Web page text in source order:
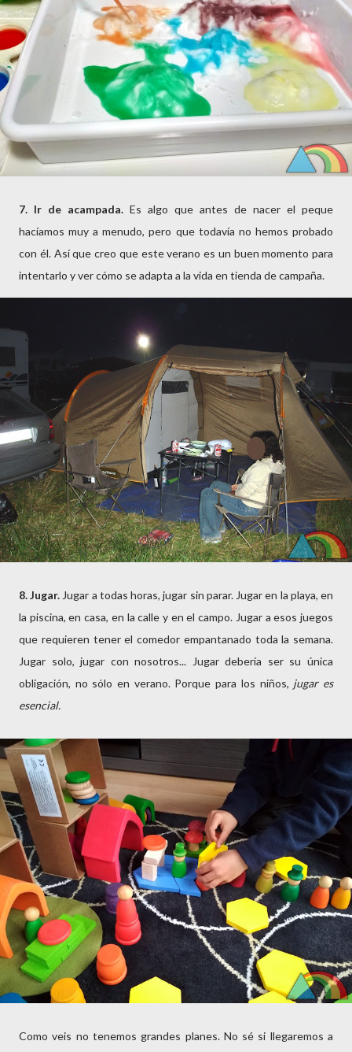
7. Ir de acampada. Es algo que antes de nacer el peque
hacíamos muy a menudo, pero que todavía no hemos probado
con él. Así que creo que este verano es un buen momento para
intentarlo y ver cómo se adapta a la vida en tienda de campaña.
8. Jugar. Jugar a todas horas, jugar sin parar. Jugar en la playa, en
la piscina, en casa, en la calle y en el campo. Jugar a esos juegos
que requieren tener el comedor empantanado toda la semana.
Jugar solo, jugar con nosotros... Jugar debería ser su única
obligación, no sólo en verano. Porque para los niños, jugar es
esencial.
Como veis no tenemos grandes planes. No sé si llegaremos a